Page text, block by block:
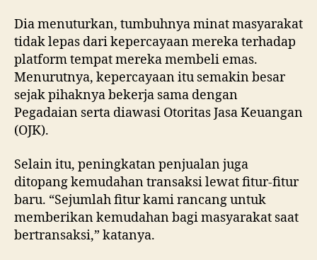
Dia menuturkan, tumbuhnya minat masyarakat
tidak lepas dari kepercayaan mereka terhadap
platform tempat mereka membeli emas.
Menurutnya, kepercayaan itu semakin besar
sejak pihaknya bekerja sama dengan
Pegadaian serta diawasi Otoritas Jasa Keuangan
(OJK).
Selain itu, peningkatan penjualan juga
ditopang kemudahan transaksi lewat fitur-fitur
baru. “Sejumlah fitur kami rancang untuk
memberikan kemudahan bagi masyarakat saat
bertransaksi,” katanya.